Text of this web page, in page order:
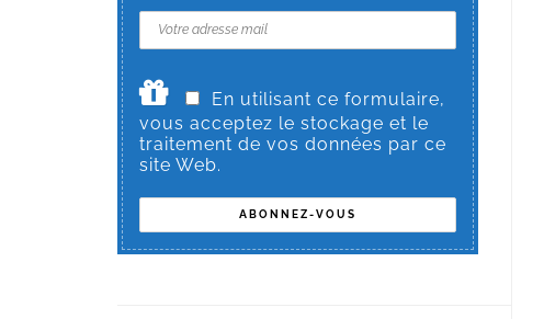
En utilisant ce formulaire,
vous acceptez le stockage et le
traitement de vos données par ce
site Web.